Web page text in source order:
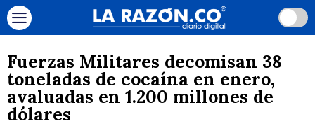
Fuerzas Militares decomisan 38
toneladas de cocaína en enero,
avaluadas en 1.200 millones de
dólares